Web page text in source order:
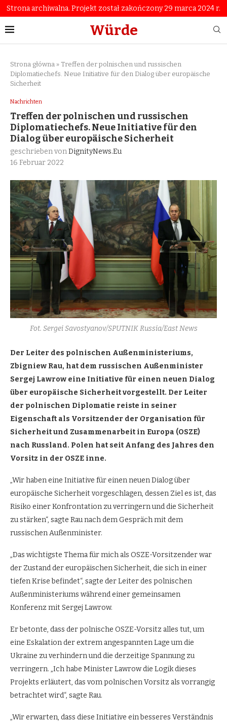
Strona archiwalna. Projekt został zakończony 29 marca 2024 r.
Würde
Strona główna » Treffen der polnischen und russischen
Diplomatiechefs. Neue Initiative für den Dialog über europäische
Sicherheit
Nachrichten
Treffen der polnischen und russischen
Diplomatiechefs. Neue Initiative für den
Dialog über europäische Sicherheit
geschrieben vonDignityNews.eu
16 Februar 2022
Fot. Sergei Savostyanov/SPUTNIK Russia/East News
Der Leiter des polnischen Außenministeriums,
Zbigniew Rau, hat dem russischen Außenminister
Sergej Lawrow eine Initiative für einen neuen Dialog
über europäische Sicherheit vorgestellt. Der Leiter
der polnischen Diplomatie reiste in seiner
Eigenschaft als Vorsitzender der Organisation für
Sicherheit und Zusammenarbeit in Europa (OSZE)
nach Russland. Polen hat seit Anfang des Jahres den
Vorsitz in der OSZE inne.
„Wir haben eine Initiative für einen neuen Dialog über
europäische Sicherheit vorgeschlagen, dessen Ziel es ist, das
Risiko einer Konfrontation zu verringern und die Sicherheit
zu stärken“, sagte Rau nach dem Gespräch mit dem
russischen Außenminister.
„Das wichtigste Thema für mich als OSZE-Vorsitzender war
der Zustand der europäischen Sicherheit, die sich in einer
tiefen Krise befindet“, sagte der Leiter des polnischen
Außenministeriums während einer gemeinsamen
Konferenz mit Sergej Lawrow.
Er betonte, dass der polnische OSZE-Vorsitz alles tut, um
eine Eskalation der extrem angespannten Lage um die
Ukraine zu verhindern und die derzeitige Spannung zu
verringern. „Ich habe Minister Lawrow die Logik dieses
Projekts erläutert, das vom polnischen Vorsitz als vorrangig
betrachtet wird“, sagte Rau.
„Wir erwarten, dass diese Initiative ein besseres Verständnis